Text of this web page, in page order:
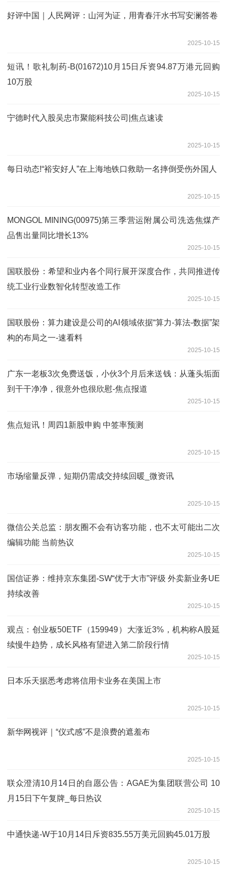
好评中国｜人民网评：山河为证，用青春汗水书写安澜答卷
2025-10-15
短讯！歌礼制药-B(01672)10月15日斥资94.87万港元回购
10万股
2025-10-15
宁德时代入股吴忠市聚能科技公司|焦点速读
2025-10-15
每日动态!“裕安好人”在上海地铁口救助一名摔倒受伤外国人
2025-10-15
MONGOL MINING(00975)第三季营运附属公司洗选焦煤产
品售出量同比增长13%
2025-10-15
国联股份：希望和业内各个同行展开深度合作，共同推进传
统工业行业数智化转型改造工作
2025-10-15
国联股份：算力建设是公司的AI领域依据“算力-算法-数据”架
构的布局之一-速看料
2025-10-15
广东一老板3次免费送饭，小伙3个月后来送钱：从蓬头垢面
到干干净净，很意外也很欣慰-焦点报道
2025-10-15
焦点短讯！周四1新股申购 中签率预测
2025-10-15
市场缩量反弹，短期仍需成交持续回暖_微资讯
2025-10-15
微信公关总监：朋友圈不会有访客功能，也不太可能出二次
编辑功能 当前热议
2025-10-15
国信证券：维持京东集团-SW“优于大市”评级 外卖新业务UE
持续改善
2025-10-15
观点：创业板50ETF（159949）大涨近3%，机构称A股延
续慢牛趋势，成长风格有望进入第二阶段行情
2025-10-15
日本乐天据悉考虑将信用卡业务在美国上市
2025-10-15
新华网视评｜“仪式感”不是浪费的遮羞布
2025-10-15
联众澄清10月14日的自愿公告：AGAE为集团联营公司 10
月15日下午复牌_每日热议
2025-10-15
中通快递-W于10月14日斥资835.55万美元回购45.01万股
2025-10-15